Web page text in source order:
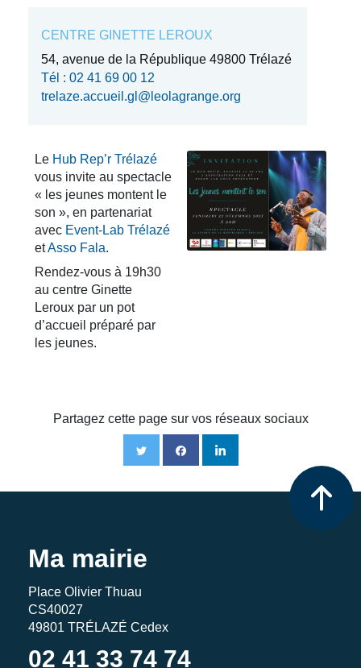
CENTRE GINETTE LEROUX
54, avenue de la République 49800 Trélazé
Tél : 02 41 69 00 12
trelaze.accueil.gl@leolagrange.org
Le Hub Rep’r Trélazé
vous invite au spectacle
« les jeunes montent le
son », en partenariat
avec Event-Lab Trélazé
etAsso Fala.
Rendez-vous à 19h30
au centre Ginette
Leroux par un pot
d’accueil préparé par
les jeunes.
Partagez cette page sur vos réseaux sociaux
Ma mairie
Place Olivier Thuau
CS40027
49801 TRÉLAZÉ Cedex
02 41 33 74 74